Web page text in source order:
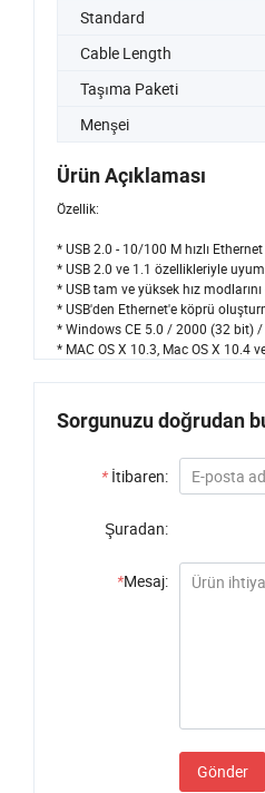
Standard
Cable Length
Taşıma Paketi
Menşei
Ürün Açıklaması
Özellik:
* USB 2.0 - 10/100 M hızlı
* USB 2.0 ve 1.1 özellikleriyle
* USB tam ve yüksek hız
* USB'den Ethernet'e köprü
* Windows CE 5.0 / 2000 (32 bit)
* MAC OS X 10.3, Mac OS X 10.4
Sorgunuzu doğrudan
* İtibaren:
Şuradan:
*Mesaj:
Gönder